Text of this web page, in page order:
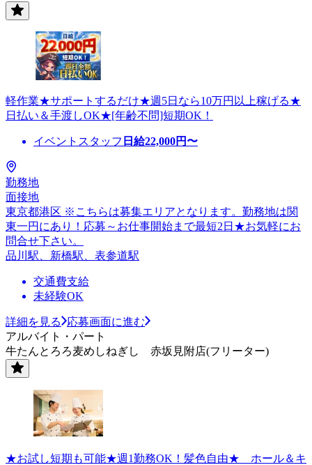
軽作業★サポートするだけ★週5日なら10万円以上稼げる★
日払い＆手渡しOK★[年齢不問]短期OK！
イベントスタッフ 日給22,000円〜
勤務地
面接地
東京都港区 ※こちらは募集エリアとなります。勤務地は関
東一円にあり！応募～お仕事開始まで最短2日★お気軽にお
問合せ下さい。
品川駅、新橋駅、表参道駅
交通費支給
未経験OK
詳細を見る
応募画面に進む
アルバイト・パート
牛たんとろろ麦めしねぎし 赤坂見附店(フリーター)
★お試し短期も可能★週1勤務OK！髪色自由★ ホール＆キ